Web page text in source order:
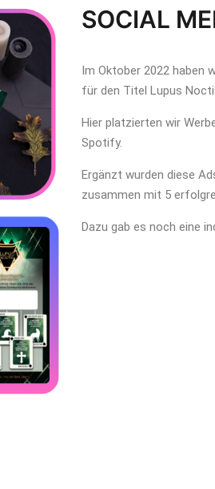
SOCIAL
Im Oktober 2022 haben
für den Titel Lupus
Hier platzierten wir
Spotify.
Ergänzt wurden diese
zusammen mit 5
Dazu gab es noch eine